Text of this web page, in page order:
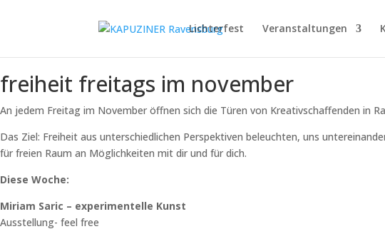
Lichterfest Veranstaltungen
freiheit freitags im november
An jedem Freitag im November öffnen sich die Türen von Kreativschaffenden in
Das Ziel: Freiheit aus unterschiedlichen Perspektiven beleuchten, uns
für freien Raum an Möglichkeiten mit dir und für dich.
Diese Woche:
Miriam Saric – experimentelle Kunst
Ausstellung- feel free